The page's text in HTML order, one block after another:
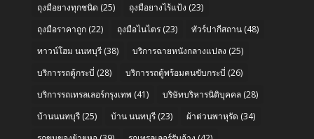
ถุงมือยางทุกชนิด (25) ถุงมือยางไร้แป้ง (23)
ถุงมือราคาถูก(22) ถุงมือไนไตร(23) ทัวร์ปากีสถาน(48)
ทาวน์โฮม นนทบุรี(38) บริการฉายหนังกลางแปลง (25)
บริการรถตู้กระบี่ (28) บริการรถตู้พร้อมคนขับกระบี่ (26)
บริการรถเทรลเลอร์กรุงเทพ (41) บริษัทบริหารนิติบุคคล(28)
บ้านนนทบุรี(25) บ้าน นนทบุรี(23) ผ้าต่วนพาหุรัด (34)